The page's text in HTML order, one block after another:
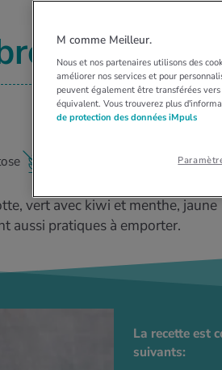
en 3
vert avec kiwi et menthe, jaune
aussi pratiques à emporter.
La recette est
suivants:
M comme Meilleur.
Nous et nos partenaires utilisons des
améliorer nos services et pour
peuvent également être transférées
équivalent. Vous trouverez plus
de protection des données iMpuls